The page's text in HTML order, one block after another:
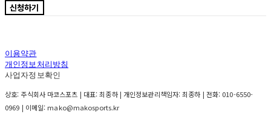
신청하기
이용약관
개인정보처리방침
사업자정보확인
상호: 주식회사 마코스포츠 | 대표: 최종하 | 개인정보관리책임자: 최종하 | 전화: 010-6550-
0969 | 이메일: mako@makosports.kr